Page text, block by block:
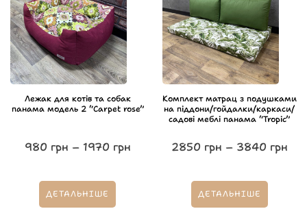
Лежак для котів та собак
панама модель 2 “Carpet rose”
980 грн – 1970 грн
ДЕТАЛЬНІШЕ
Комплект матрац з подушками
на піддони/гойдалки/каркаси/
садові меблі панама “Tropic”
2850 грн – 3840 грн
ДЕТАЛЬНІШЕ